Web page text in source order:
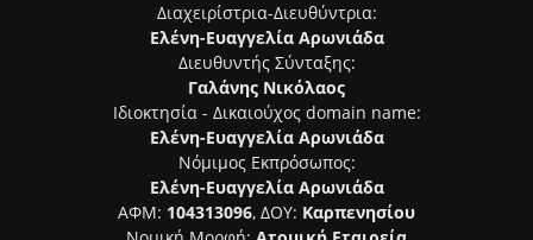
Διαχειρίστρια-Διευθύντρια:
Ελένη-Ευαγγελία Αρωνιάδα
Διευθυντής Σύνταξης:
Γαλάνης Νικόλαος
Ιδιοκτησία - Δικαιούχος domain name:
Ελένη-Ευαγγελία Αρωνιάδα
Νόμιμος Εκπρόσωπος:
Ελένη-Ευαγγελία Αρωνιάδα
ΑΦΜ: 104313096, ΔΟΥ: Καρπενησίου